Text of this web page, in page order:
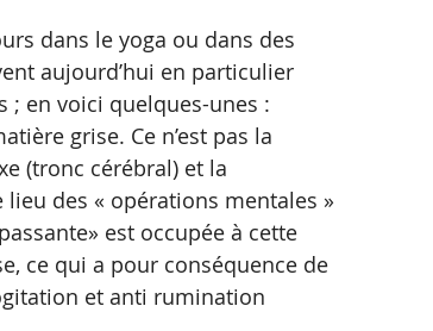
dans le yoga ou dans des
aujourd’hui en particulier
; en voici quelques-unes :
grise. Ce n’est pas la
(tronc cérébral) et la
lieu des « opérations mentales »
est occupée à cette
ce qui a pour conséquence de
et anti rumination